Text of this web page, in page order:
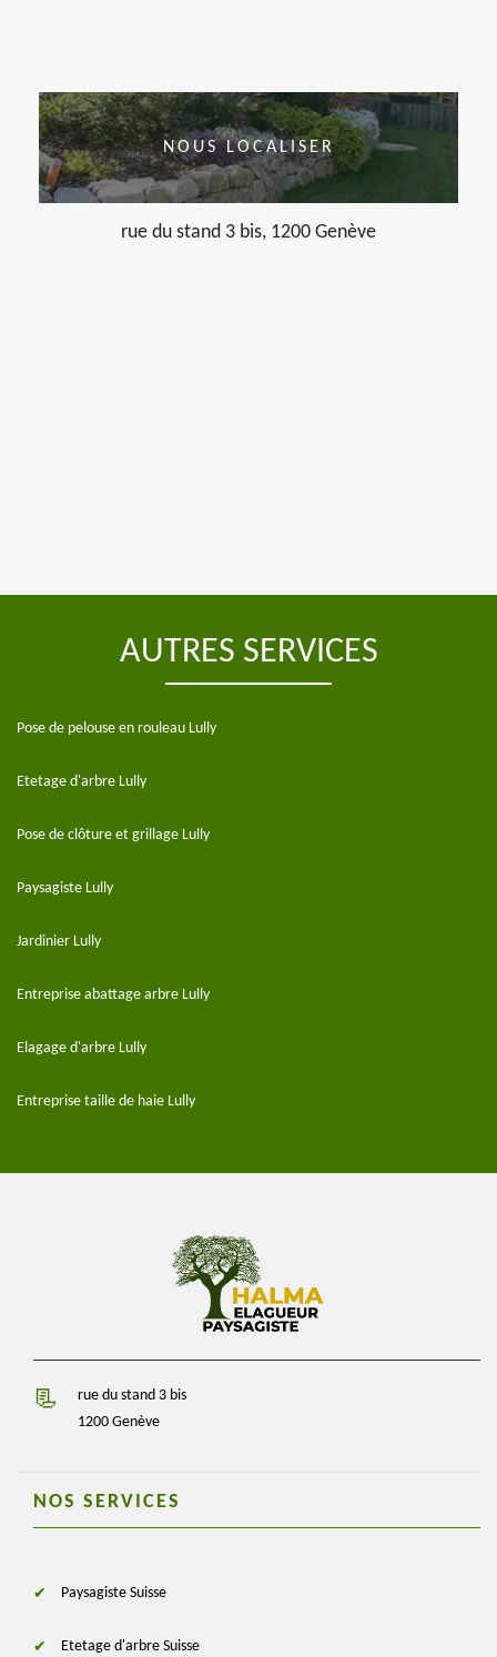
NOUS LOCALISER
rue du stand 3 bis, 1200 Genève
AUTRES SERVICES
Pose de pelouse en rouleau Lully
Etetage d'arbre Lully
Pose de clôture et grillage Lully
Paysagiste Lully
Jardinier Lully
Entreprise abattage arbre Lully
Elagage d'arbre Lully
Entreprise taille de haie Lully
rue du stand 3 bis
1200 Genève
NOS SERVICES
Paysagiste Suisse
Etetage d'arbre Suisse